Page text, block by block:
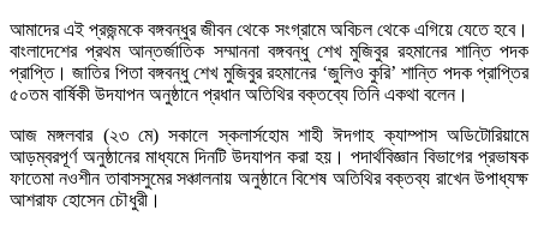
আমাদের এই প্রজন্মকে বঙ্গবন্ধুর জীবন থেকে সংগ্রামে অবিচল থেকে এগিয়ে যেতে হবে।
বাংলাদেশের প্রথম আন্তর্জাতিক সম্মাননা বঙ্গবন্ধু শেখ মুজিবুর রহমানের শান্তি পদক
প্রাপ্তি। জাতির পিতা বঙ্গবন্ধু শেখ মুজিবুর রহমানের ‘জুলিও কুরি’ শান্তি পদক প্রাপ্তির
৫০তম বার্ষিকী উদযাপন অনুষ্ঠানে প্রধান অতিথির বক্তব্যে তিনি একথা বলেন।
আজ মঙ্গলবার (২৩ মে) সকালে স্কলার্সহোম শাহী ঈদগাহ ক্যাম্পাস অডিটোরিয়ামে
আড়ম্বরপূর্ণ অনুষ্ঠানের মাধ্যমে দিনটি উদযাপন করা হয়। পদার্থবিজ্ঞান বিভাগের প্রভাষক
ফাতেমা নওশীন তাবাসসুমের সঞ্চালনায় অনুষ্ঠানে বিশেষ অতিথির বক্তব্য রাখেন উপাধ্যক্ষ
আশরাফ হোসেন চৌধুরী।